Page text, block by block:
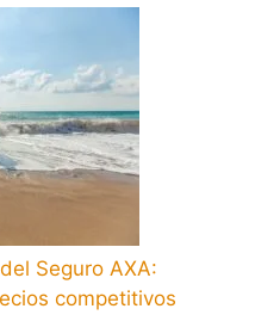
Seguro AXA:
competitivos